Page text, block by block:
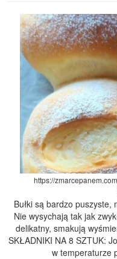
https://
Bułki są bardzo puszyste,
Nie wysychają tak jak
delikatny, smakują
SKŁADNIKI NA 8 SZTUK:
w temperaturze